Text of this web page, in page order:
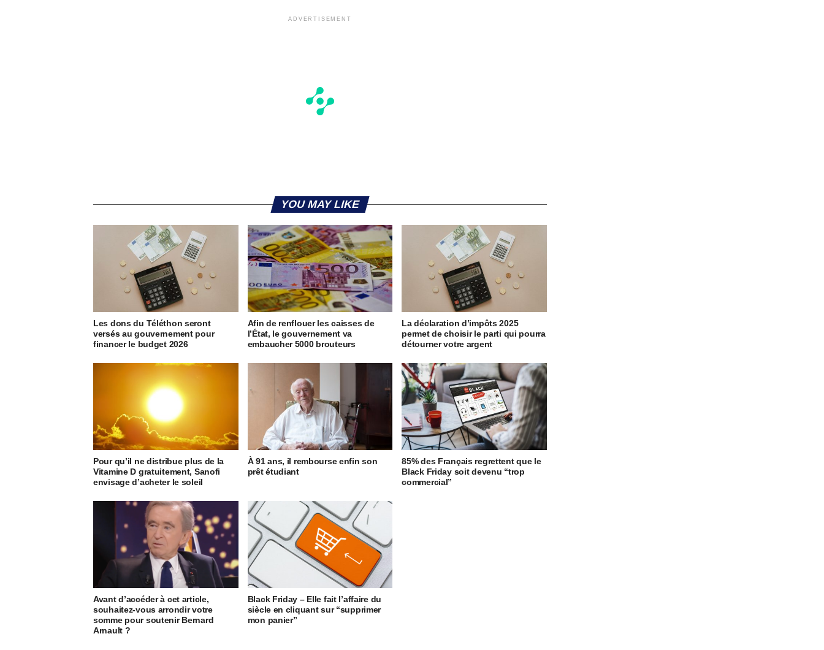
ADVERTISEMENT
YOU MAY LIKE
Les dons du Téléthon seront
versés au gouvernement pour
financer le budget 2026
Afin de renflouer les caisses de
l’État, le gouvernement va
embaucher 5000 brouteurs
La déclaration d’impôts 2025
permet de choisir le parti qui pourra
détourner votre argent
Pour qu’il ne distribue plus de la
Vitamine D gratuitement, Sanofi
envisage d’acheter le soleil
À 91 ans, il rembourse enfin son
prêt étudiant
85% des Français regrettent que le
Black Friday soit devenu “trop
commercial”
Avant d’accéder à cet article,
souhaitez-vous arrondir votre
somme pour soutenir Bernard
Arnault ?
Black Friday – Elle fait l’affaire du
siècle en cliquant sur “supprimer
mon panier”